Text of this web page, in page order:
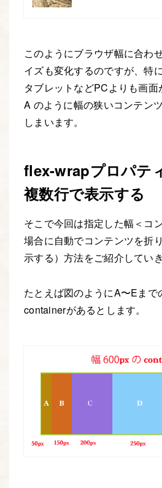
このようにブラウザ幅に合わ
イズも変化するのですが、特
タブレットなどPCよりも画
A のように幅の狭いコンテン
しまいます。
flex-wrapプロパテ
複数行で表示する
そこで今回は指定した幅＜コ
場合に自動でコンテンツを折
示する）方法をご紹介してい
たとえば図のようにA〜Eまで
containerがあるとします。